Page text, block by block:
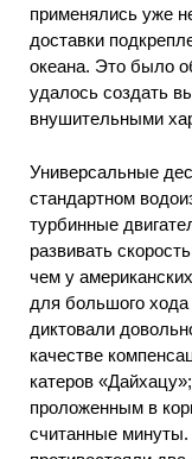
применялись уже
доставки
океана. Это было
удалось создать
внушительными
Универсальные
стандартном
турбинные
развивать
чем у
для большого
диктовали
качестве
катеров
проложенным в
считанные